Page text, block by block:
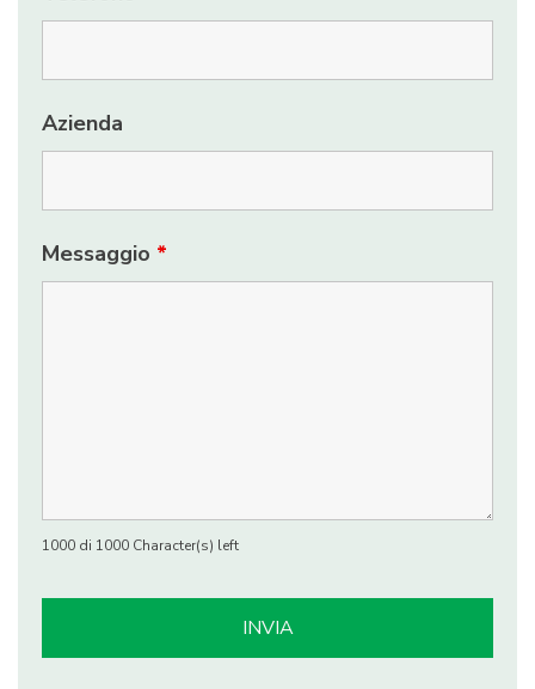
Azienda
Messaggio *
1000 di 1000 Character(s) left